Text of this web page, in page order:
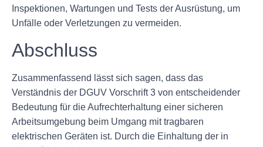
Inspektionen, Wartungen und Tests der Ausrüstung, um
Unfälle oder Verletzungen zu vermeiden.
Abschluss
Zusammenfassend lässt sich sagen, dass das
Verständnis der DGUV Vorschrift 3 von entscheidender
Bedeutung für die Aufrechterhaltung einer sicheren
Arbeitsumgebung beim Umgang mit tragbaren
elektrischen Geräten ist. Durch die Einhaltung der in